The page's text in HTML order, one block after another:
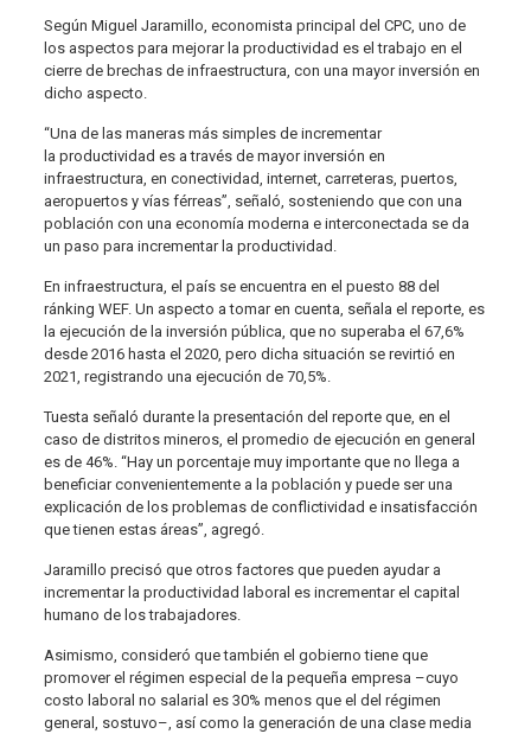
Según Miguel Jaramillo, economista principal del CPC, uno de
los aspectos para mejorar la productividad es el trabajo en el
cierre de brechas de infraestructura, con una mayor inversión en
dicho aspecto.
“Una de las maneras más simples de incrementar
la productividad es a través de mayor inversión en
infraestructura, en conectividad, internet, carreteras, puertos,
aeropuertos y vías férreas”, señaló, sosteniendo que con una
población con una economía moderna e interconectada se da
un paso para incrementar la productividad.
En infraestructura, el país se encuentra en el puesto 88 del
ránking WEF. Un aspecto a tomar en cuenta, señala el reporte, es
la ejecución de la inversión pública, que no superaba el 67,6%
desde 2016 hasta el 2020, pero dicha situación se revirtió en
2021, registrando una ejecución de 70,5%.
Tuesta señaló durante la presentación del reporte que, en el
caso de distritos mineros, el promedio de ejecución en general
es de 46%. “Hay un porcentaje muy importante que no llega a
beneficiar convenientemente a la población y puede ser una
explicación de los problemas de conflictividad e insatisfacción
que tienen estas áreas”, agregó.
Jaramillo precisó que otros factores que pueden ayudar a
incrementar la productividad laboral es incrementar el capital
humano de los trabajadores.
Asimismo, consideró que también el gobierno tiene que
promover el régimen especial de la pequeña empresa –cuyo
costo laboral no salarial es 30% menos que el del régimen
general, sostuvo–, así como la generación de una clase media